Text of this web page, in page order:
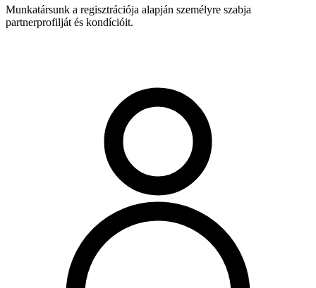
Munkatársunk a regisztrációja alapján személyre szabja
partnerprofilját és kondícióit.